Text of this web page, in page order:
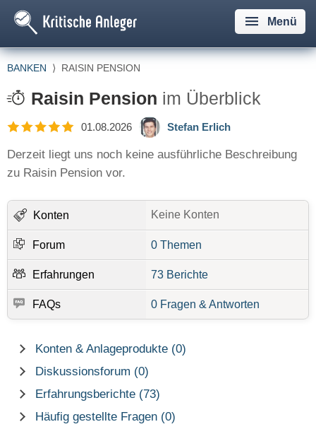
Menü
BANKEN ⟩ RAISIN PENSION
Raisin Pension im Überblick
01.08.2026 Stefan Erlich
Derzeit liegt uns noch keine ausführliche Beschreibung
zu Raisin Pension vor.
Konten Keine Konten
Forum 0 Themen
Erfahrungen 73 Berichte
FAQs 0 Fragen & Antworten
Konten & Anlageprodukte (0)
Diskussionsforum (0)
Erfahrungsberichte (73)
Häufig gestellte Fragen (0)